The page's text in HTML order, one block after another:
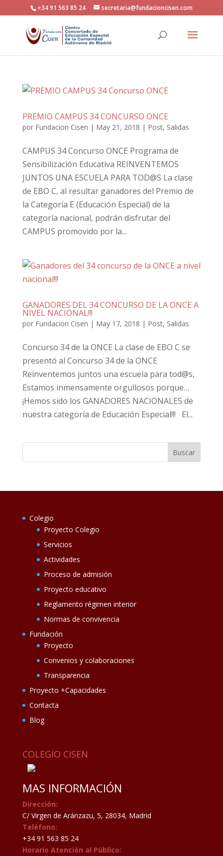
+34 91 563 85 24 secretaria@fundacioncisen.com
PREMIO CAMPUS 34 CONCURSO ONCE
por Fundacion Cisen | May 21, 2018 | Post, Salidas
CAMPUS 34 Concurso ONCE Programa de
Sensibilización Educativa REINVENTEMOS
JUNTOS UNA ESCUELA PARA TOD@S La clase
de EBO C, al resultar ganadores del Premio de
la Categoría E (Educación Especial) de la
categoría nacional, podrán disfrutar del
CAMPUS promovido por la...
GANADORES DEL 34 CONCURSO DE LA ONCE A
NIVEL NACIONAL!!!
por Fundacion Cisen | May 17, 2018 | Post, Salidas
Concurso 34 de la ONCE La clase de EBO C se
presentó al Concurso 34 de la ONCE
Reinventemos juntos una escuela para tod@s,
Estamos inmensamente orgullosos porque…
¡Hemos sido los GANADORES NACIONALES de
nuestra categoría de Educación Especial!!! El...
Colegio
Proyecto Colegio
Servicios
Actividades
Proceso de admisión
Proyecto educativo
Reglamento régimen interior
Normas de convivencia
Fundación
Proyecto
Convenios y colaboraciones
Transparencia
Proyecto +Capacidades
Contacta
Blog
COLEGIO CISEN
MAS INFORMACIÓN
Dirección:
C/ Virgen de Aránzazu, 5, 28034, Madrid
Teléfono:
+34 91 563 85 24
Horario Atención al Público: